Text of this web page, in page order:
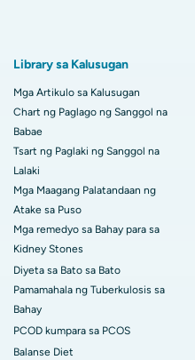
Library sa Kalusugan
Mga Artikulo sa Kalusugan
Chart ng Paglago ng Sanggol na
Babae
Tsart ng Paglaki ng Sanggol na
Lalaki
Mga Maagang Palatandaan ng
Atake sa Puso
Mga remedyo sa Bahay para sa
Kidney Stones
Diyeta sa Bato sa Bato
Pamamahala ng Tuberkulosis sa
Bahay
PCOD kumpara sa PCOS
Balanse Diet